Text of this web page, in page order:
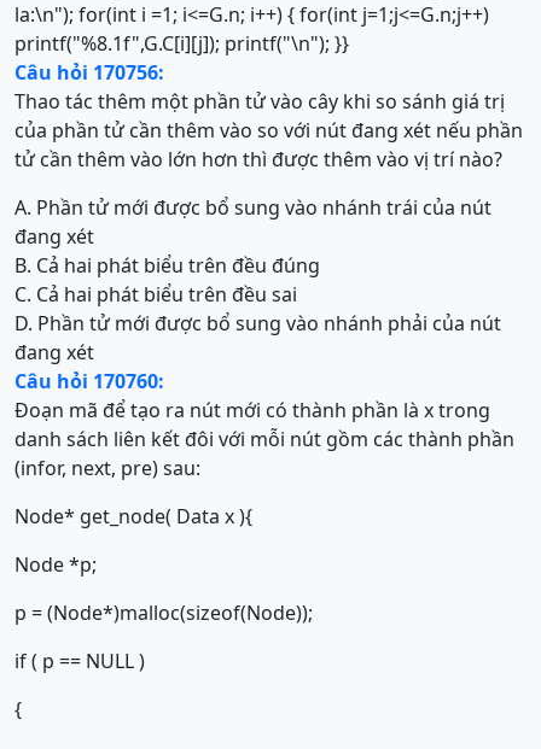
la:\n"); for(int i =1; i<=G.n; i++) { for(int j=1;j<=G.n;j++)
printf("%8.1f",G.C[i][j]); printf("\n"); }}
Câu hỏi 170756:
Thao tác thêm một phần tử vào cây khi so sánh giá trị
của phần tử cần thêm vào so với nút đang xét nếu phần
tử cần thêm vào lớn hơn thì được thêm vào vị trí nào?
A. Phần tử mới được bổ sung vào nhánh trái của nút
đang xét
B. Cả hai phát biểu trên đều đúng
C. Cả hai phát biểu trên đều sai
D. Phần tử mới được bổ sung vào nhánh phải của nút
đang xét
Câu hỏi 170760:
Đoạn mã để tạo ra nút mới có thành phần là x trong
danh sách liên kết đôi với mỗi nút gồm các thành phần
(infor, next, pre) sau:
Node* get_node( Data x ){
Node *p;
p = (Node*)malloc(sizeof(Node));
if ( p == NULL )
{